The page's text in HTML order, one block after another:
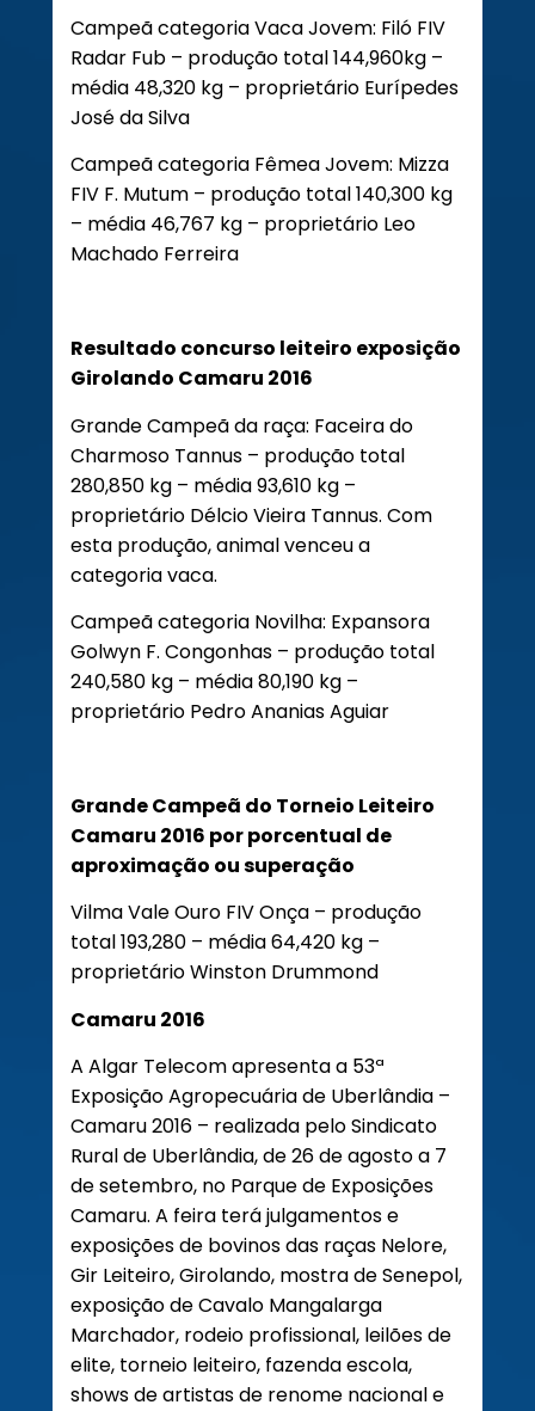
Campeã categoria Vaca Jovem: Filó FIV
Radar Fub – produção total 144,960kg –
média 48,320 kg – proprietário Eurípedes
José da Silva
Campeã categoria Fêmea Jovem: Mizza
FIV F. Mutum – produção total 140,300 kg
– média 46,767 kg – proprietário Leo
Machado Ferreira
Resultado concurso leiteiro exposição
Girolando Camaru 2016
Grande Campeã da raça: Faceira do
Charmoso Tannus – produção total
280,850 kg – média 93,610 kg –
proprietário Délcio Vieira Tannus. Com
esta produção, animal venceu a
categoria vaca.
Campeã categoria Novilha: Expansora
Golwyn F. Congonhas – produção total
240,580 kg – média 80,190 kg –
proprietário Pedro Ananias Aguiar
Grande Campeã do Torneio Leiteiro
Camaru 2016 por porcentual de
aproximação ou superação
Vilma Vale Ouro FIV Onça – produção
total 193,280 – média 64,420 kg –
proprietário Winston Drummond
Camaru 2016
A Algar Telecom apresenta a 53ª
Exposição Agropecuária de Uberlândia –
Camaru 2016 – realizada pelo Sindicato
Rural de Uberlândia, de 26 de agosto a 7
de setembro, no Parque de Exposições
Camaru. A feira terá julgamentos e
exposições de bovinos das raças Nelore,
Gir Leiteiro, Girolando, mostra de Senepol,
exposição de Cavalo Mangalarga
Marchador, rodeio profissional, leilões de
elite, torneio leiteiro, fazenda escola,
shows de artistas de renome nacional e